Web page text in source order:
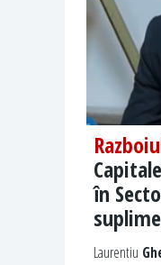
în
Laurentiu